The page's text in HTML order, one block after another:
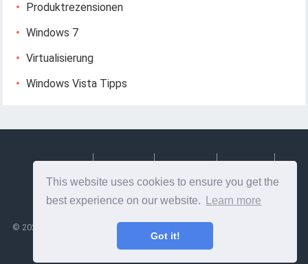
This website uses cookies to ensure you get the
best experience on our website.
Learn more
Got it!
Produktrezensionen
Windows 7
Virtualisierung
Windows Vista Tipps
© 2026 Lesptitesaffairesdemayl
- Tipps und nützliche Informationen zu
Webdesign und Webentwicklung!